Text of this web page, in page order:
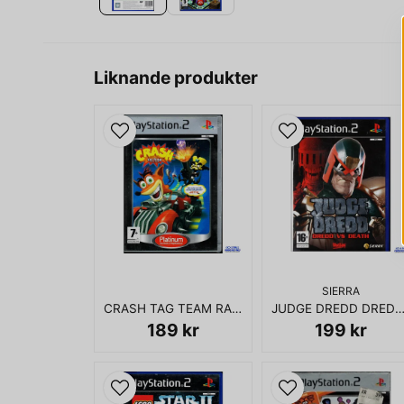
Liknande produkter
CRASH TAG TEAM RACING PS2
189 kr
SIERRA
JUDGE DREDD DREDD VS DEATH PS2
199 kr